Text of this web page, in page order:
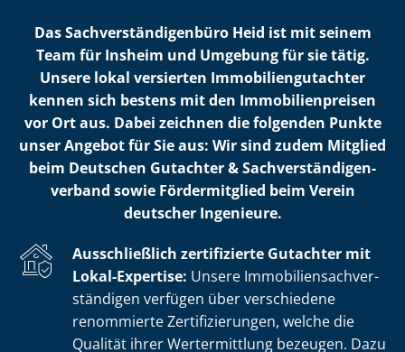
Das Sach­ver­stän­di­gen­bü­ro Heid ist mit seinem
Team für Insheim und Umgebung für sie tätig.
Unsere lokal versierten Im­mo­bi­li­en­gut­ach­ter
kennen sich bestens mit den Im­mo­bi­li­en­prei­sen
vor Ort aus. Dabei zeichnen die folgenden Punkte
unser Angebot für Sie aus: Wir sind zudem Mitglied
beim Deutschen Gutachter & Sach­ver­stän­di­gen­
ver­band sowie Fördermitglied beim Verein
deutscher Ingenieure.
Ausschließlich zertifizierte Gutachter mit
Lokal-Expertise: Unsere Im­mo­bi­li­en­sach­ver­
stän­di­gen verfügen über verschiedene
renommierte Zer­ti­fi­zie­run­gen, welche die
Qualität ihrer Wertermittlung bezeugen. Dazu